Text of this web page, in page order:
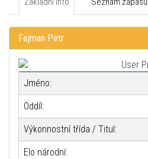
Fajman Petr
Jméno:
Oddíl:
Výkonnostní třída / Titul:
Elo národní: